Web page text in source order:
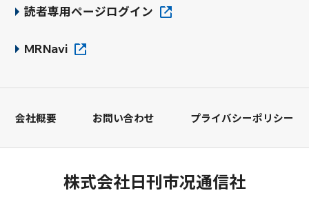
読者専用ページログイン
MRNavi
会社概要 お問い合わせ プライバシーポリシー
株式会社日刊市况通信社